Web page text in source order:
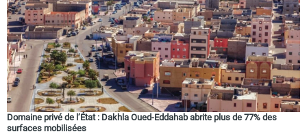
Domaine privé de l’État : Dakhla Oued-Eddahab abrite plus de 77% des
surfaces mobilisées